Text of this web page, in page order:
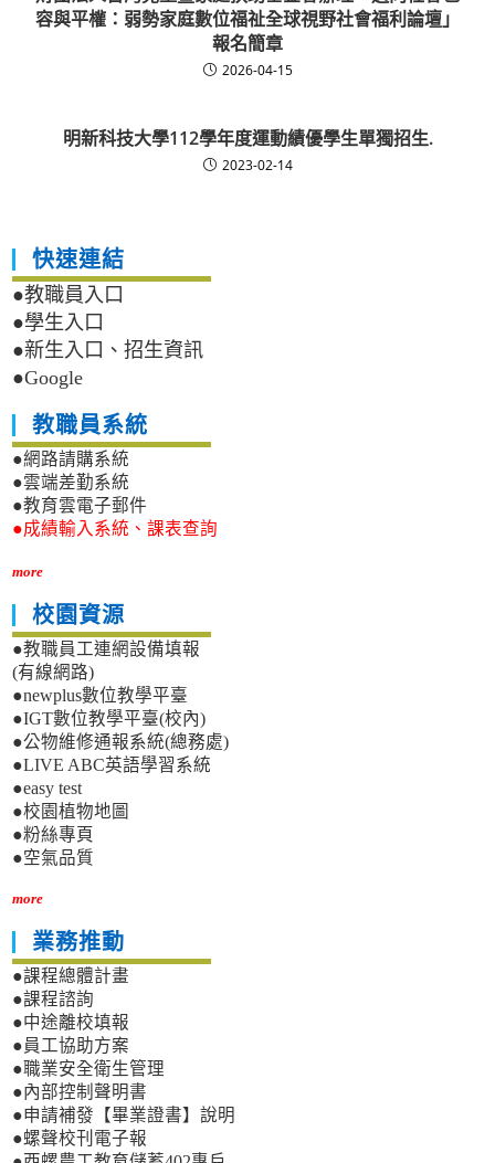
容與平權：弱勢家庭數位福祉全球視野社會福利論壇」
報名簡章
2026-04-15
明新科技大學112學年度運動績優學生單獨招生.
2023-02-14
快速連結
●教職員入口
●學生入口
●新生入口、招生資訊
●Google
教職員系統
●網路請購系統
●雲端差勤系統
●教育雲電子郵件
●成績輸入系統、課表查詢
more
校園資源
●教職員工連網設備填報
(有線網路)
●newplus數位教學平臺
●IGT數位教學平臺(校內)
●公物維修通報系統(總務處)
●LIVE ABC英語學習系統
●easy test
●校園植物地圖
●粉絲專頁
●空氣品質
more
業務推動
●課程總體計畫
●課程諮詢
●中途離校填報
●員工協助方案
●職業安全衛生管理
●內部控制聲明書
●申請補發【畢業證書】說明
●螺聲校刊電子報